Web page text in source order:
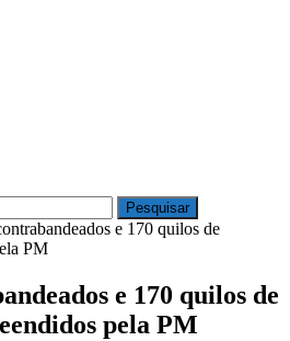
e 170 quilos de
PM
e 170 quilos de
pela PM